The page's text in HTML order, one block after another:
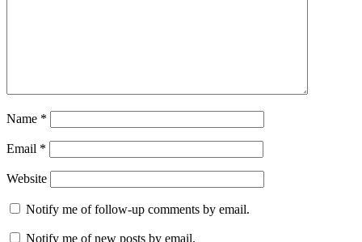
Name *
Email *
Website
Notify me of follow-up comments by email.
Notify me of new posts by email.